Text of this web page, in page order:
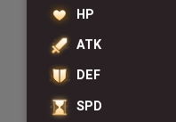
HP
ATK
DEF
SPD